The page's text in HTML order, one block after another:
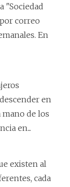
"Sociedad
correo
En
en
mano de los
en...
existen al
cada